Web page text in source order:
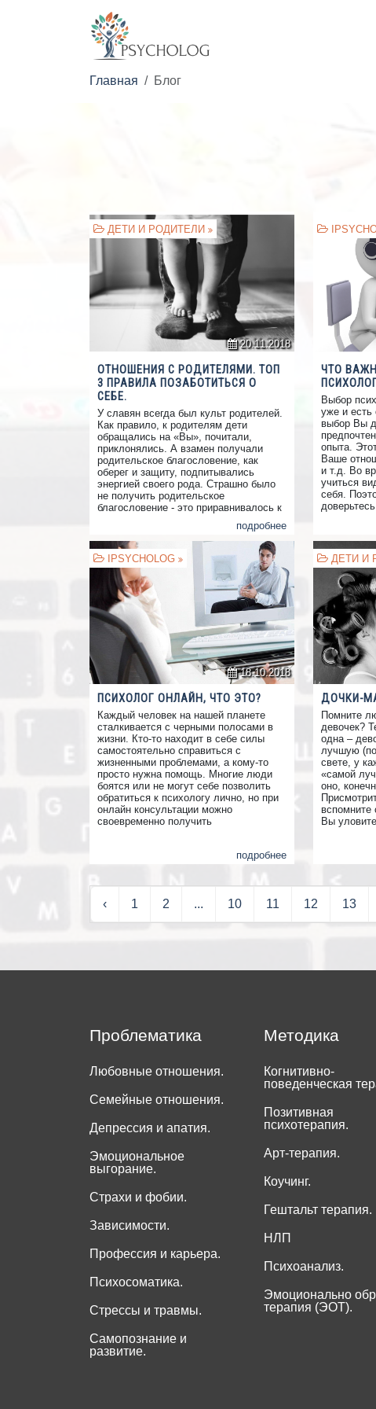
Главная Блог
ДЕТИ И РОДИТЕЛИ
20.11.2018
ОТНОШЕНИЯ С РОДИТЕЛЯМИ. ТОП
3 ПРАВИЛА ПОЗАБОТИТЬСЯ О
СЕБЕ.
У славян всегда был культ родителей.
Как правило, к родителям дети
обращались на «Вы», почитали,
приклонялись. А взамен получали
родительское благословение, как
оберег и защиту, подпитывались
энергией своего рода. Страшно было
не получить родительское
благословение - это приравнивалось к
подробнее
ЧТО
Выбор
уже и есть
выбор Вы
опыта.
Ваше
и т.д. Во
учиться
себя.
при
о
IPSYCHOLOG
18.10.2018
ПСИХОЛОГ ОНЛАЙН, ЧТО ЭТО?
Каждый человек на нашей планете
сталкивается с черными полосами в
жизни. Кто-то находит в себе силы
самостоятельно справиться с
жизненными проблемами, а кому-то
просто нужна помощь. Многие люди
боятся или не могут себе позволить
обратиться к психологу лично, но при
онлайн консультации можно
своевременно получить
времени или Вам сложно сделать
атаки, то онлайн консультация лучший
подробнее
ДЕТИ И
ДОЧКИ-
Помните
девочек?
одна –
лучшую
свете, у
«самой
оно,
вспомните
Вы
‹ 1 2 ... 10 11 12 13
Проблематика
Любовные отношения.
Семейные отношения.
Депрессия и апатия.
Эмоциональное
выгорание.
Страхи и фобии.
Зависимости.
Профессия и карьера.
Психосоматика.
Стрессы и травмы.
Самопознание и
развитие.
Методика
Когнитивно-
поведенческая
Позитивная
психотерапия.
Арт-терапия.
Коучинг.
Гештальт терапия.
НЛП
Психоанализ.
Эмоционально
терапия (ЭОТ).